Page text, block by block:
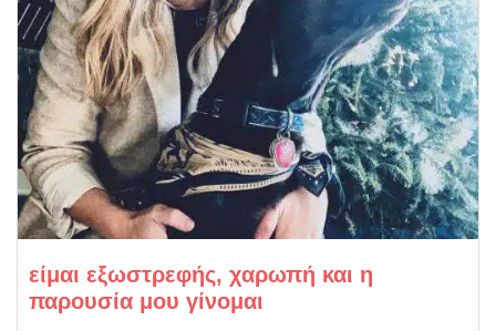
είμαι εξωστρεφής, χαρωπή και η
παρουσία μου γίνομαι